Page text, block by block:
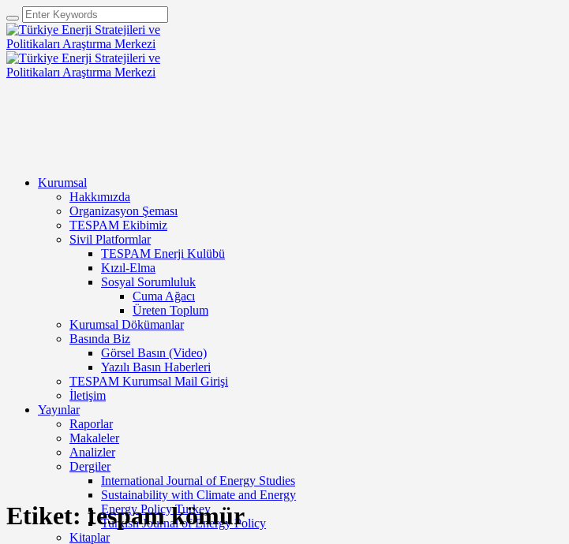
Kurumsal
Hakkımızda
Organizasyon Şeması
TESPAM Ekibimiz
Sivil Platformlar
TESPAM Enerji Kulübü
Kızıl-Elma
Sosyal Sorumluluk
Cuma Ağacı
Üreten Toplum
Kurumsal Dökümanlar
Basında Biz
Görsel Basın (Video)
Yazılı Basın Haberleri
TESPAM Kurumsal Mail Girişi
İletişim
Yayınlar
Raporlar
Makaleler
Analizler
Dergiler
International Journal of Energy Studies
Sustainability with Climate and Energy
Energy Policy Turkey
Turkish Journal of Energy Policy
Kitaplar
Etiket: tespam kömür